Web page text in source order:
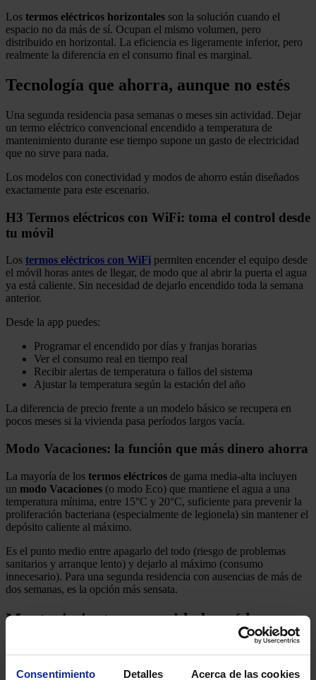
Consentimiento Detalles Acerca de las cookies
Los termos eléctricos horizontales son la solución cuando el
espacio no da más de sí. Ocupan el mismo volumen, pero
distribuido en horizontal. La eficiencia es ligeramente inferior, pero
realmente la diferencia en el consumo final es marginal.
Tecnología que ahorra, aunque no estés
Una segunda residencia pasa semanas o meses sin actividad. Dejar
un termo eléctrico convencional encendido a temperatura de
mantenimiento durante ese tiempo supone un gasto de electricidad
que no sirve para nada.
Los modelos con conectividad y modos de ahorro están diseñados
exactamente para este escenario.
H3 Termos eléctricos con WiFi: toma el control desde
tu móvil
Los termos eléctricos con WiFi permiten encender el equipo desde
el móvil horas antes de llegar, de modo que al abrir la puerta el agua
ya está caliente. Sin necesidad de dejarlo encendido toda la semana
anterior.
Desde la app puedes:
Programar el encendido por días y franjas horarias
Ver el consumo real en tiempo real
Recibir alertas de temperatura o fallos del sistema
Ajustar la temperatura según la estación del año
La diferencia de precio frente a un modelo básico se recupera en
pocos meses si la vivienda pasa períodos largos vacía.
Modo Vacaciones: la función que más dinero ahorra
La mayoría de los termos eléctricos de gama media-alta incluyen
un modo Vacaciones (o modo Eco) que mantiene el agua a una
temperatura mínima, entre 15°C y 20°C, suficiente para prevenir la
proliferación bacteriana (especialmente de legionela) sin mantener el
depósito caliente al máximo.
Es el punto medio entre apagarlo del todo (riesgo de problemas
sanitarios y arranque lento) y dejarlo al máximo (consumo
innecesario). Para una segunda residencia con ausencias de más de
dos semanas, es la opción más sensata.
Mantenimiento y seguridad: qué hacer
El mantenimiento de un termo eléctrico
en una segunda residencia